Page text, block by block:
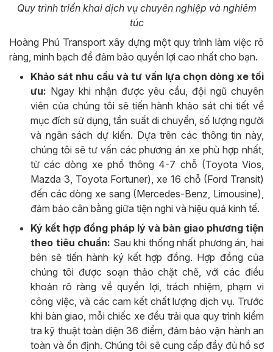
Quy trình triển khai dịch vụ chuyên nghiệp và nghiêm
túc
Hoàng Phú Transport xây dựng một quy trình làm việc rõ
ràng, minh bạch để đảm bảo quyền lợi cao nhất cho bạn.
Khảo sát nhu cầu và tư vấn lựa chọn dòng xe tối
ưu: Ngay khi nhận được yêu cầu, đội ngũ chuyên
viên của chúng tôi sẽ tiến hành khảo sát chi tiết về
mục đích sử dụng, tần suất di chuyển, số lượng người
và ngân sách dự kiến. Dựa trên các thông tin này,
chúng tôi sẽ tư vấn các phương án xe phù hợp nhất,
từ các dòng xe phổ thông 4-7 chỗ (Toyota Vios,
Mazda 3, Toyota Fortuner), xe 16 chỗ (Ford Transit)
đến các dòng xe sang (Mercedes-Benz, Limousine),
đảm bảo cân bằng giữa tiện nghi và hiệu quả kinh tế.
Ký kết hợp đồng pháp lý và bàn giao phương tiện
theo tiêu chuẩn: Sau khi thống nhất phương án, hai
bên sẽ tiến hành ký kết hợp đồng. Hợp đồng của
chúng tôi được soạn thảo chặt chẽ, với các điều
khoản rõ ràng về quyền lợi, trách nhiệm, phạm vi
công việc, và các cam kết chất lượng dịch vụ. Trước
khi bàn giao, mỗi chiếc xe đều trải qua quy trình kiểm
tra kỹ thuật toàn diện 36 điểm, đảm bảo vận hành an
toàn và ổn định. Chúng tôi sẽ cung cấp đầy đủ hồ sơ